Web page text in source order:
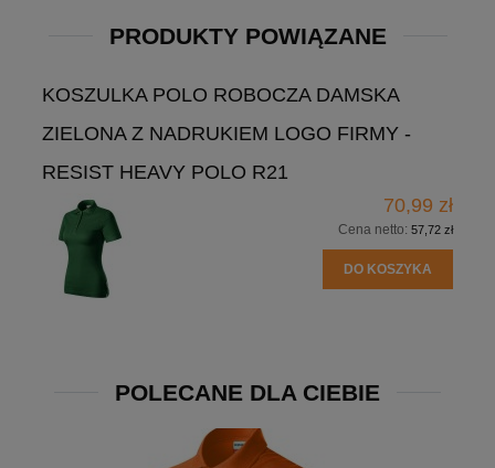
PRODUKTY POWIĄZANE
KOSZULKA POLO ROBOCZA DAMSKA
ZIELONA Z NADRUKIEM LOGO FIRMY -
RESIST HEAVY POLO R21
70,99 zł
Cena netto: 57,72 zł
DO KOSZYKA
POLECANE DLA CIEBIE